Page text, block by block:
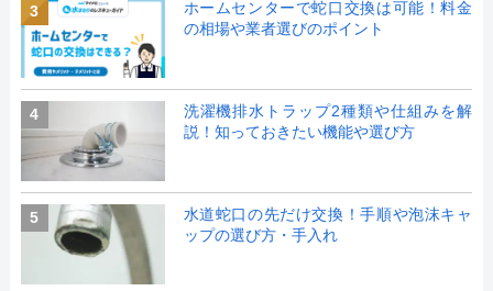
3
ホームセンターで蛇口交換は可能！料金
の相場や業者選びのポイント
4
洗濯機排水トラップ2種類や仕組みを解
説！知っておきたい機能や選び方
5
水道蛇口の先だけ交換！手順や泡沫キャ
ップの選び方・手入れ